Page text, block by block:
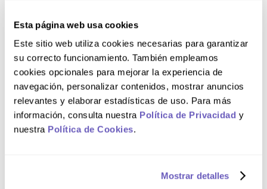
Esta página web usa cookies
Este sitio web utiliza cookies necesarias para garantizar
su correcto funcionamiento. También empleamos
cookies opcionales para mejorar la experiencia de
navegación, personalizar contenidos, mostrar anuncios
relevantes y elaborar estadísticas de uso. Para más
información, consulta nuestra Política de Privacidad y
nuestra Política de Cookies.
Mostrar detalles
Warmi Polvo Vainilla
S/ 77.00